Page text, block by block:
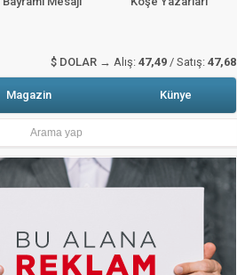
€ EURO → Alış: 54,74 / Satış: 54,96
Magazin Künye